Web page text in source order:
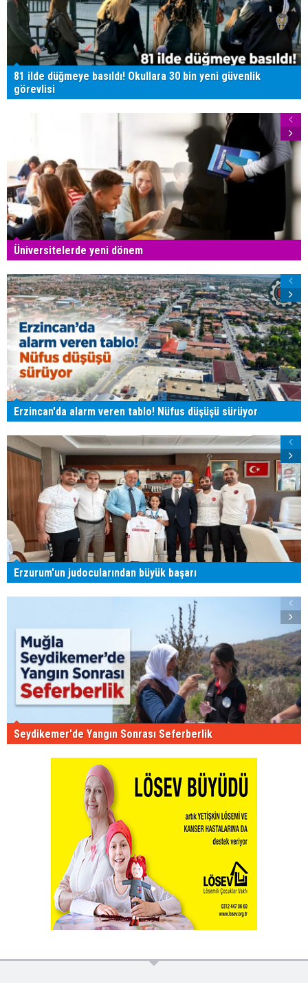
81 ilde düğmeye basıldı! Okullara 30 bin yeni güvenlik
görevlisi
Üniversitelerde yeni dönem
Erzincan'da alarm veren tablo! Nüfus düşüşü sürüyor
Erzurum'un judocularından büyük başarı
Seydikemer'de Yangın Sonrası Seferberlik